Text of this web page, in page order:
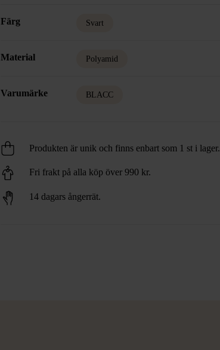
Färg Svart
Material Polyamid
Varumärke BLACC
Produkten är unik och finns enbart som 1 st i lager.
Fri frakt på alla köp över 990 kr.
14 dagars ångerrät.